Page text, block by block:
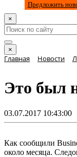
Предложить
×
×
Главная Новости
Это был
03.07.2017 10:43:00
Как сообщили
около месяца.